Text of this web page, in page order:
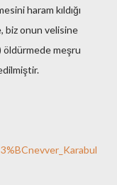
haram kıldığı
biz onun velisine
öldürmede meşru